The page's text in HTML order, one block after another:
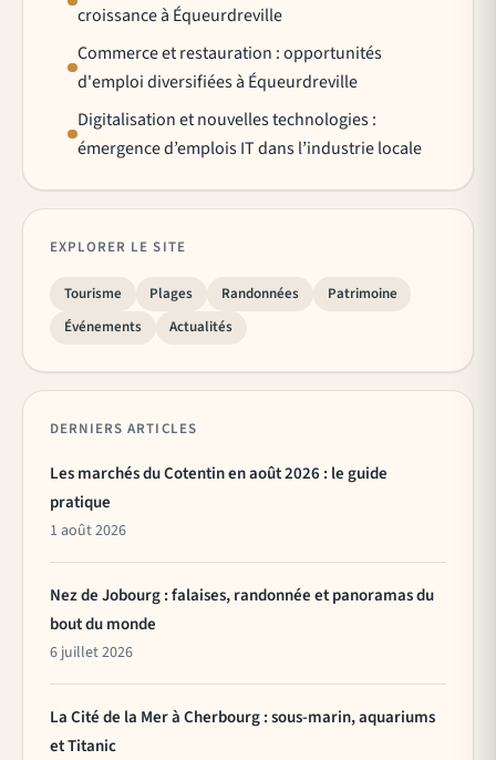
croissance à Équeurdreville
Commerce et restauration : opportunités
d'emploi diversifiées à Équeurdreville
Digitalisation et nouvelles technologies :
émergence d’emplois IT dans l’industrie locale
EXPLORER LE SITE
Tourisme Plages Randonnées
Patrimoine
Événements
Actualités
DERNIERS ARTICLES
Les marchés du Cotentin en août 2026 : le guide
pratique
1 août 2026
Nez de Jobourg : falaises, randonnée et panoramas du
bout du monde
6 juillet 2026
La Cité de la Mer à Cherbourg : sous-marin, aquariums
et Titanic